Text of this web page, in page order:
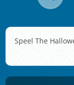
Speel The